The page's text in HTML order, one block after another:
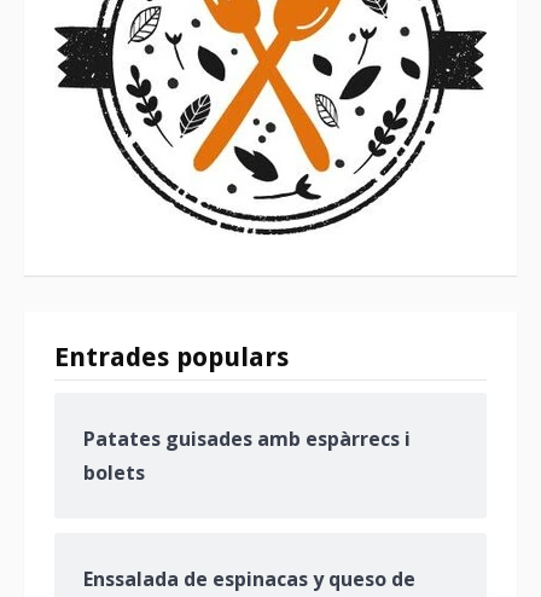
Entrades populars
Patates guisades amb espàrrecs i
bolets
Enssalada de espinacas y queso de